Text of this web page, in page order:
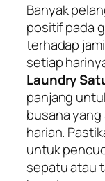
Banyak
positif pada
terhadap
setiap
Laundry
panjang
busana
harian.
untuk
sepatu atau